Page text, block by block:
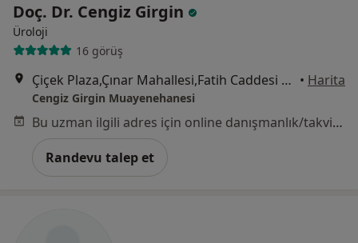
Doç. Dr. Cengiz Girgin
Üroloji
16 görüş
Çiçek Plaza,Çınar Mahallesi,Fatih Caddesi No:1/23, İzmir • Harita
Cengiz Girgin Muayenehanesi
Bu uzman ilgili adres için online danışmanlık/takvim sunmuyor.
Randevu talep et